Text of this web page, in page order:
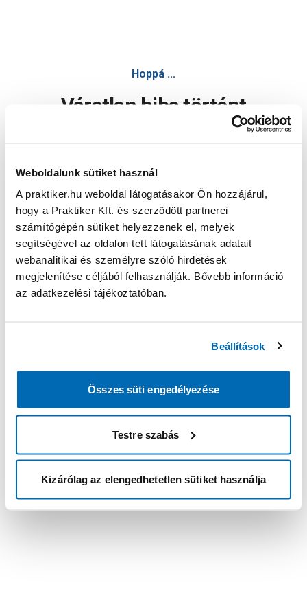
Weboldalunk sütiket használ
A praktiker.hu weboldal látogatásakor Ön hozzájárul,
hogy a Praktiker Kft. és szerződött partnerei
számítógépén sütiket helyezzenek el, melyek
segítségével az oldalon tett látogatásának adatait
webanalitikai és személyre szóló hirdetések
megjelenítése céljából felhasználják. Bővebb információ
az adatkezelési tájékoztatóban.
Beállítások
Összes süti engedélyezése
Testre szabás
Kizárólag az elengedhetetlen sütiket használja
Hoppá ...
Váratlan hiba történt
Oldal újratöltése